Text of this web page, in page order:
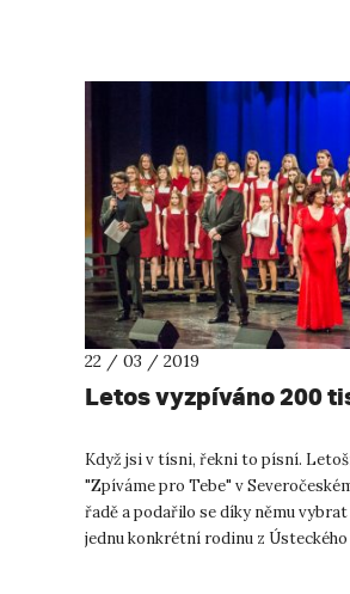
22 / 03 / 2019
Letos vyzpíváno 200
Když jsi v tísni, řekni to písní.
"Zpíváme pro Tebe" v
řadě a podařilo se díky němu
jednu konkrétní rodinu z